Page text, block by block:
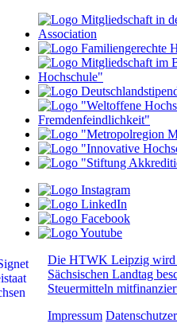
Die HTWK Leipzig wird
Sächsischen Landtag
Steuermitteln
Impressum